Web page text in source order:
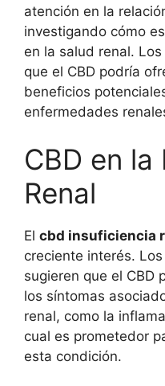
atención en la
investigando cómo
en la salud renal.
que el CBD podría
beneficios
enfermedades
CBD en
Renal
El cbd insuficiencia
creciente interés.
sugieren que el CBD
los síntomas
renal, como la
cual es prometedor
esta condición.